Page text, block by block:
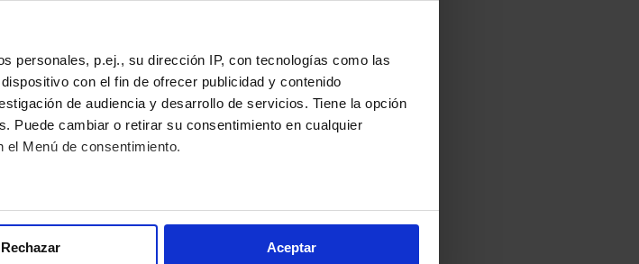
personales, p.ej., su dirección IP, con tecnologías como las
con el fin de ofrecer publicidad y contenido
de audiencia y desarrollo de servicios. Tiene la opción
Puede cambiar o retirar su consentimiento en cualquier
el Menú de consentimiento.
que puede tener una precisión de varios metros
Rechazar Aceptar